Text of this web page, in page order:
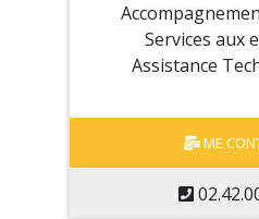
Services aux
Assistance
ME